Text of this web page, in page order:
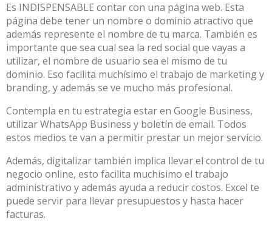
Es INDISPENSABLE contar con una página web. Esta
página debe tener un nombre o dominio atractivo que
además represente el nombre de tu marca. También es
importante que sea cual sea la red social que vayas a
utilizar, el nombre de usuario sea el mismo de tu
dominio. Eso facilita muchísimo el trabajo de marketing y
branding, y además se ve mucho más profesional.
Contempla en tu estrategia estar en Google Business,
utilizar WhatsApp Business y boletín de email. Todos
estos medios te van a permitir prestar un mejor servicio.
Además, digitalizar también implica llevar el control de tu
negocio online, esto facilita muchísimo el trabajo
administrativo y además ayuda a reducir costos. Excel te
puede servir para llevar presupuestos y hasta hacer
facturas.